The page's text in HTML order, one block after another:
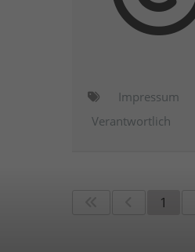
Impressum
Verantwortlich
1